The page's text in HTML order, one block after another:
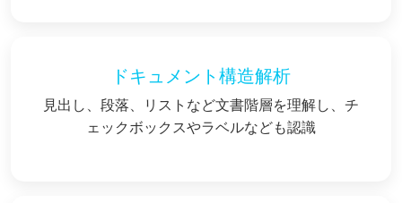
ドキュメント構造解析
見出し、段落、リストなど文書階層を理解し、チ
ェックボックスやラベルなども認識